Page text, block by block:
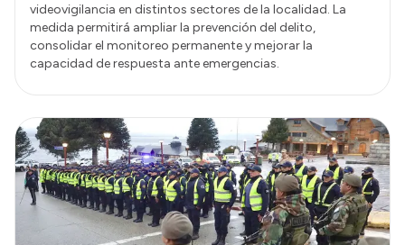
videovigilancia en distintos sectores de la localidad. La
medida permitirá ampliar la prevención del delito,
consolidar el monitoreo permanente y mejorar la
capacidad de respuesta ante emergencias.